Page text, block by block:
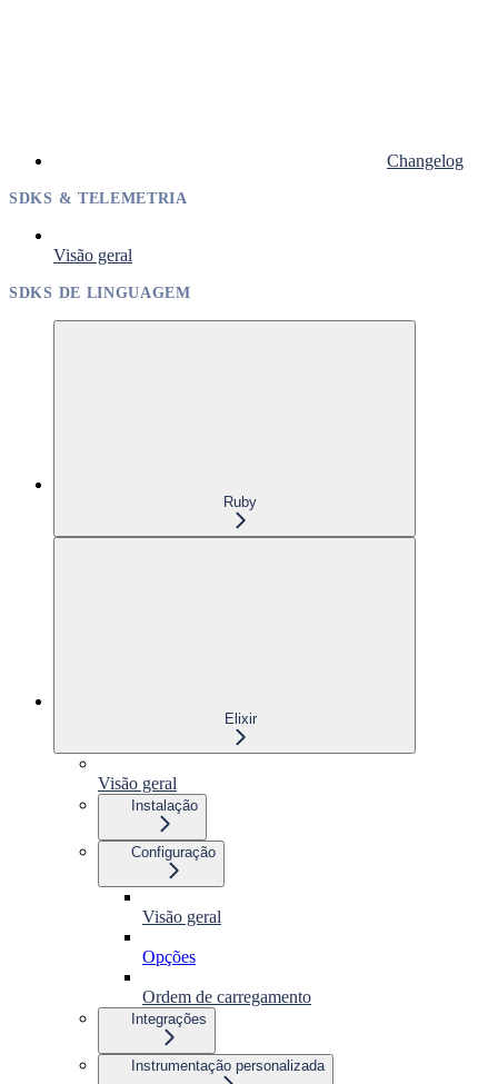
Changelog
SDKS & TELEMETRIA
Visão geral
SDKS DE LINGUAGEM
Ruby
Elixir
Visão geral
Instalação
Configuração
Visão geral
Opções
Ordem de carregamento
Integrações
Instrumentação personalizada